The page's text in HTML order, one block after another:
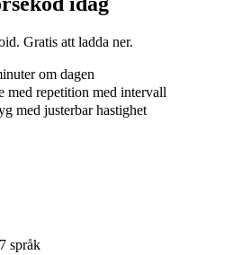
Gratis att ladda ner.
om dagen
med repetition med intervall
med justerbar hastighet
språk